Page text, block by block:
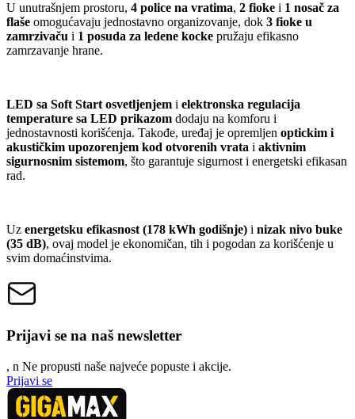
U unutrašnjem prostoru, 4 police na vratima, 2 fioke i 1 nosač za
flaše omogućavaju jednostavno organizovanje, dok 3 fioke u
zamrzivaču i 1 posuda za ledene kocke pružaju efikasno
zamrzavanje hrane.
LED sa Soft Start osvetljenjem i elektronska regulacija
temperature sa LED prikazom dodaju na komforu i
jednostavnosti korišćenja. Takođe, uređaj je opremljen optickim i
akustičkim upozorenjem kod otvorenih vrata i aktivnim
sigurnosnim sistemom, što garantuje sigurnost i energetski efikasan
rad.
Uz energetsku efikasnost (178 kWh godišnje) i nizak nivo buke
(35 dB), ovaj model je ekonomičan, tih i pogodan za korišćenje u
svim domaćinstvima.
Prijavi se na naš newsletter
, n Ne propusti naše najveće popuste i akcije.
Prijavi se